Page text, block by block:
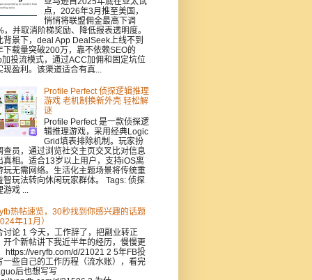
点，2026年3月推至美国，
悄悄将联盟佣金最高下调
，并取消阶梯奖励、降低报表透明度。
背景下，deal App DealSeek上线不到
下载量突破200万，靠不依赖SEO的
加投流模式，通过ACC加佣和固定坑位
现盈利。该渠道适合有真...
Profile Perfect 侦探逻辑推理
游戏 老机制换新外壳 轻松解
谜
Profile Perfect 是一款侦探逻
辑推理游戏，采用经典Logic
Grid填表排除机制。玩家扮
查员，通过浏览社交主页交叉比对信息
真相。适合13岁以上用户，支持iOS离
玩无需网络。生活化主题场景将传统重
智玩法转向休闲玩家群体。 Tags: 侦探
游戏 ...
热帖速览，30秒找到你感兴趣的话题
年11月）
讨论 1 今天，工作辞了，把副业转正
开个新帖讲下我近半年的经历，慢慢更
https://veryfb.com/d/21021 2 5年FB投
一些自己的工作历程（流水账），看完
后也想写写